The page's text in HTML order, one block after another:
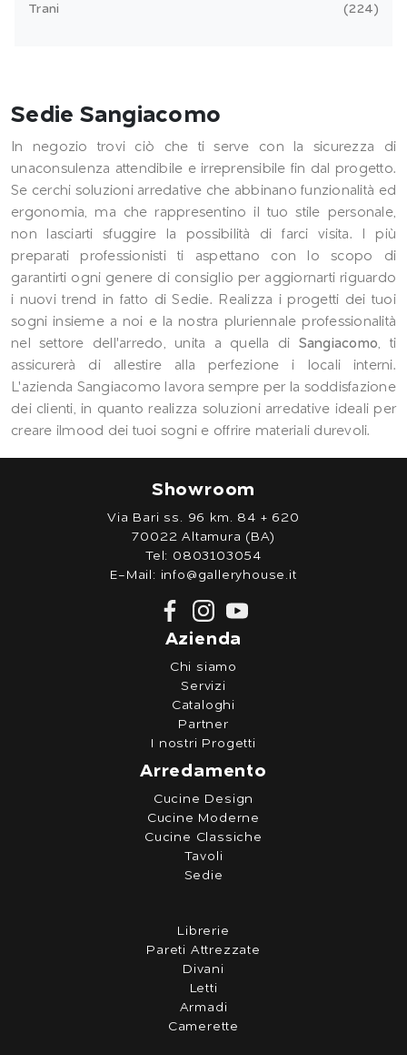
Trani 224
Sedie Sangiacomo
In negozio trovi ciò che ti serve con la sicurezza di
unaconsulenza attendibile e irreprensibile fin dal progetto.
Se cerchi soluzioni arredative che abbinano funzionalità ed
ergonomia, ma che rappresentino il tuo stile personale,
non lasciarti sfuggire la possibilità di farci visita. I più
preparati professionisti ti aspettano con lo scopo di
garantirti ogni genere di consiglio per aggiornarti riguardo
i nuovi trend in fatto di Sedie. Realizza i progetti dei tuoi
sogni insieme a noi e la nostra pluriennale professionalità
nel settore dell'arredo, unita a quella di Sangiacomo, ti
assicurerà di allestire alla perfezione i locali interni.
L'azienda Sangiacomo lavora sempre per la soddisfazione
dei clienti, in quanto realizza soluzioni arredative ideali per
creare ilmood dei tuoi sogni e offrire materiali durevoli.
Showroom
Via Bari ss. 96 km. 84 + 620
70022 Altamura (BA)
Tel: 0803103054
E-Mail: info@galleryhouse.it
Azienda
Chi siamo
Servizi
Cataloghi
Partner
I nostri Progetti
Arredamento
Cucine Design
Cucine Moderne
Cucine Classiche
Tavoli
Sedie
Librerie
Pareti Attrezzate
Divani
Letti
Armadi
Camerette